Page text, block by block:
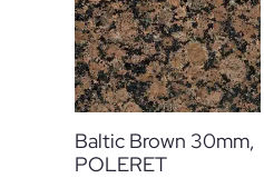
Baltic Brown 30mm,
POLERET